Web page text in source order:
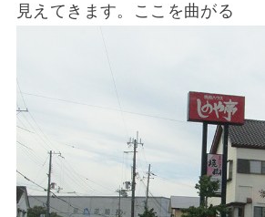
見えてきます。ここを曲がる